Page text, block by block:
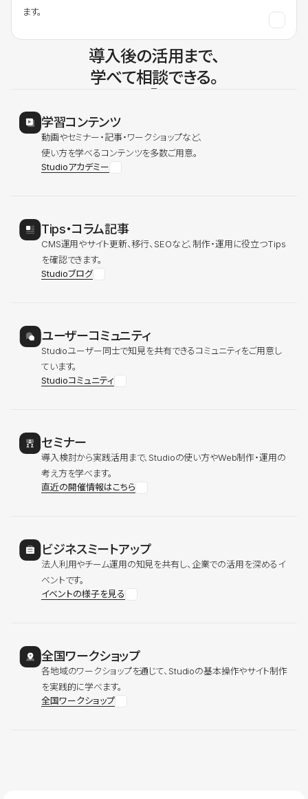
ます。
導入後の活用まで、
学べて相談できる。
学習コンテンツ
動画やセミナー・記事・ワークショップなど、
使い方を学べるコンテンツを多数ご用意。
Studioアカデミー
Tips・コラム記事
CMS運用やサイト更新、移行、SEOなど、制作・運用に役立つTips
を確認できます。
Studioブログ
ユーザーコミュニティ
Studioユーザー同士で知見を共有できるコミュニティをご用意し
ています。
Studioコミュニティ
セミナー
導入検討から実践活用まで、Studioの使い方やWeb制作・運用の
考え方を学べます。
直近の開催情報はこちら
ビジネスミートアップ
法人利用やチーム運用の知見を共有し、企業での活用を深めるイ
ベントです。
イベントの様子を見る
全国ワークショップ
各地域のワークショップを通じて、Studioの基本操作やサイト制作
を実践的に学べます。
全国ワークショップ